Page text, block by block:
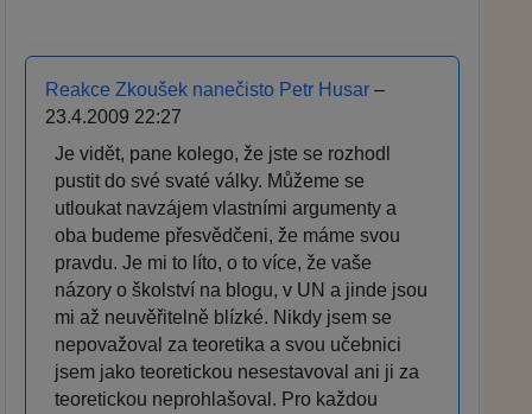
Reakce Zkoušek nanečisto Petr Husar –
23.4.2009 22:27
Je vidět, pane kolego, že jste se rozhodl
pustit do své svaté války. Můžeme se
utloukat navzájem vlastními argumenty a
oba budeme přesvědčeni, že máme svou
pravdu. Je mi to líto, o to více, že vaše
názory o školství na blogu, v UN a jinde jsou
mi až neuvěřitelně blízké. Nikdy jsem se
nepovažoval za teoretika a svou učebnici
jsem jako teoretickou nesestavoval ani ji za
teoretickou neprohlašoval. Pro každou